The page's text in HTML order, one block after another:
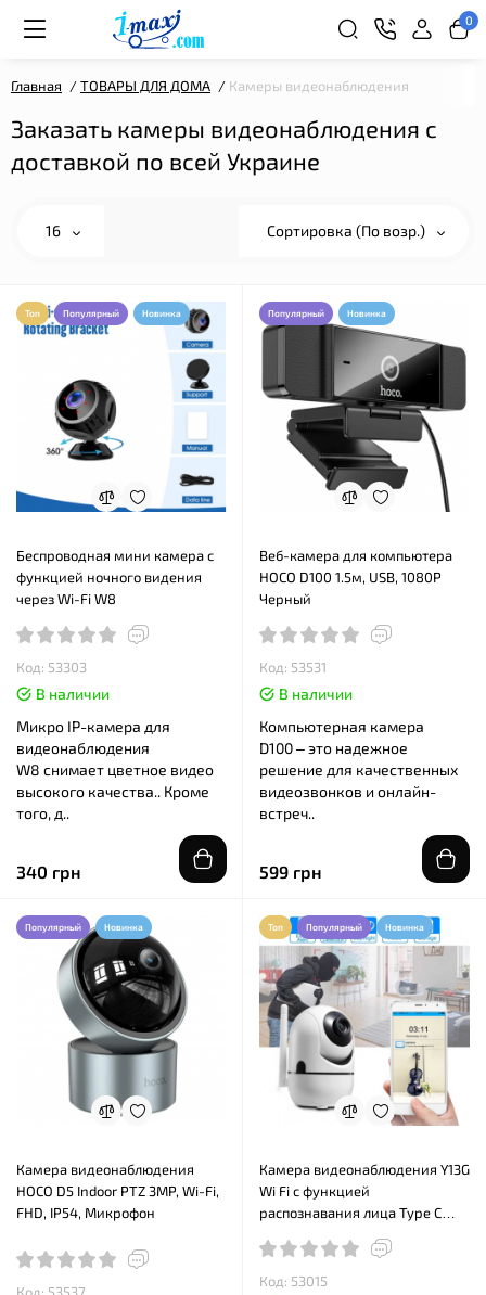
0
Главная ТОВАРЫ ДЛЯ ДОМА Камеры видеонаблюдения
Заказать камеры видеонаблюдения с
доставкой по всей Украине
16 Сортировка (По возр.)
Топ Популярный Новинка
Беспроводная мини камера с
функцией ночного видения
через Wi-Fi W8
Код: 53303
В наличии
Микро IP-камера для
видеонаблюдения
W8 снимает цветное видео
высокого качества.. Кроме
того, д..
340 грн
Популярный Новинка
Веб-камера для компьютера
HOCO D100 1.5м, USB, 1080P
Черный
Код: 53531
В наличии
Компьютерная камера
D100 – это надежное
решение для качественных
видеозвонков и онлайн-
встреч..
599 грн
Популярный Новинка
Камера видеонаблюдения
HOCO D5 Indoor PTZ 3MP, Wi-Fi,
FHD, IP54, Микрофон
Топ Популярный Новинка
Камера видеонаблюдения Y13G
Wi Fi с функцией
распознавания лица Type C
Код: 53015